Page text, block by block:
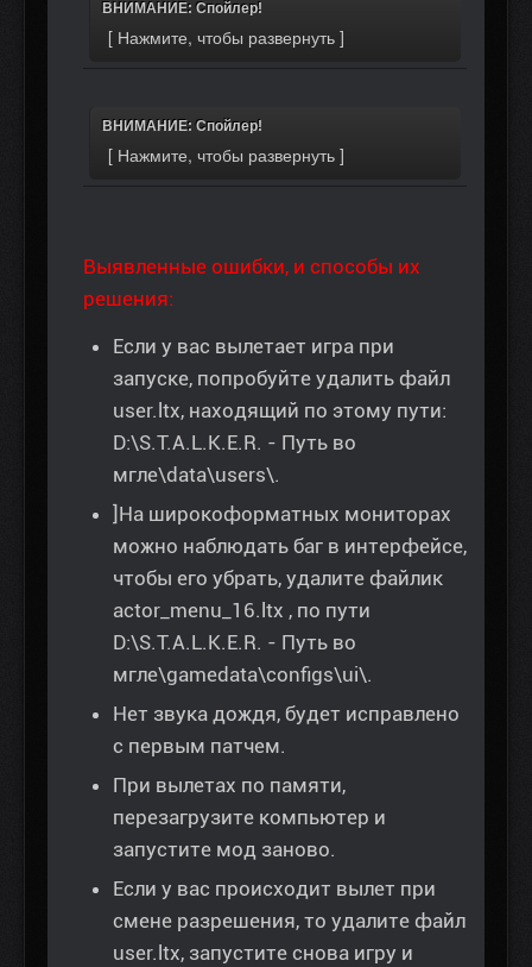
ВНИМАНИЕ: Спойлер!
ВНИМАНИЕ: Спойлер!
Выявленные ошибки, и способы их
решения:
Если у вас вылетает игра при
запуске, попробуйте удалить файл
user.ltx, находящий по этому пути:
D:\S.T.A.L.K.E.R. - Путь во
мгле\data\users\.
]На широкоформатных мониторах
можно наблюдать баг в интерфейсе,
чтобы его убрать, удалите файлик
actor_menu_16.ltx , по пути
D:\S.T.A.L.K.E.R. - Путь во
мгле\gamedata\configs\ui\.
Нет звука дождя, будет исправлено
с первым патчем.
При вылетах по памяти,
перезагрузите компьютер и
запустите мод заново.
Если у вас происходит вылет при
смене разрешения, то удалите файл
user.ltx, запустите снова игру и